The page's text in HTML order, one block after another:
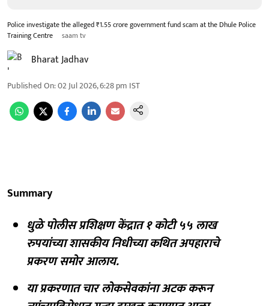
Police investigate the alleged ₹1.55 crore government fund scam at the Dhule Police
Training Centre
saam tv
Bharat Jadhav
Published On:02 Jul 2026, 6:28 pm IST
Summary
धुळे पोलीस प्रशिक्षण केंद्रात १ कोटी ५५ लाख
रुपयांच्या शासकीय निधीच्या कथित अपहाराचे
प्रकरण समोर आलाय.
या प्रकरणात चार लोकसेवकांना अटक करून